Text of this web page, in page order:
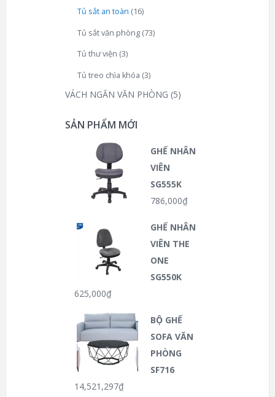
Tủ sắt an toàn (16)
Tủ sắt văn phòng (73)
Tủ thư viện (3)
Tủ treo chìa khóa (3)
VÁCH NGĂN VĂN PHÒNG (5)
SẢN PHẨM MỚI
GHẾ NHÂN
VIÊN
SG555K
786,000₫
GHẾ NHÂN
VIÊN THE
ONE
SG550K
625,000₫
BỘ GHẾ
SOFA VĂN
PHÒNG
SF716
14,521,297₫